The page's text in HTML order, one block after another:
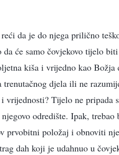
da je do njega prilično
će samo čovjekovo tijelo
kiša i vrijedno kao Božja
djela ili ne
vrijednosti? Tijelo ne pripada
odredište. Ipak, trebao
prvobitni položaj i obnoviti
dah koji je udahnuo u